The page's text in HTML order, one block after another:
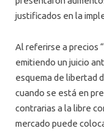
justificados en la
Al referirse a precios
emitiendo un juicio
esquema de libertad
cuando se está en
contrarias a la libre
mercado puede